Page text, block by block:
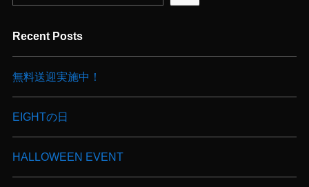
Recent Posts
無料送迎実施中！
EIGHTの日
HALLOWEEN EVENT